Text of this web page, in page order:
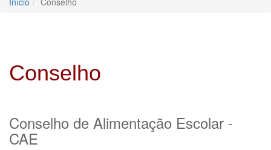
Conselho
Conselho de Alimentação Escolar -
CAE